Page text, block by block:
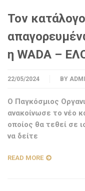
Τον
η WADA –
22/05/2024 BY
Ο Παγκόσμιος
ανακοίνωσε το νέο
οποίος θα τεθεί σε
να δείτε
READ MORE